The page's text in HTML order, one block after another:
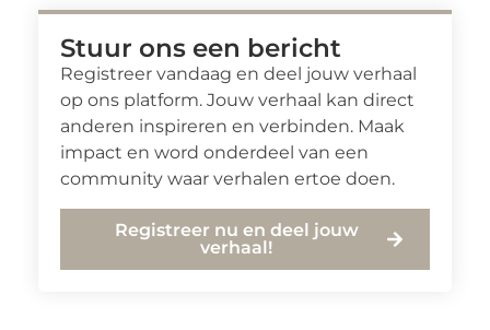
Stuur ons een bericht
Registreer vandaag en deel jouw verhaal
op ons platform. Jouw verhaal kan direct
anderen inspireren en verbinden. Maak
impact en word onderdeel van een
community waar verhalen ertoe doen.
Registreer nu en deel jouw
verhaal!